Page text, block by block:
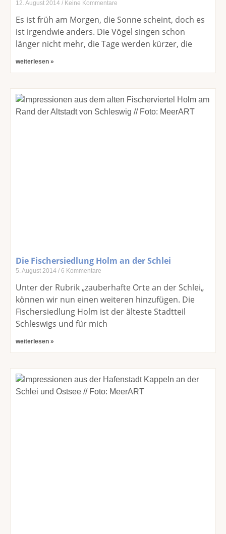
12. August 2014 Keine Kommentare
Es ist früh am Morgen, die Sonne scheint, doch es
ist irgendwie anders. Die Vögel singen schon
länger nicht mehr, die Tage werden kürzer, die
weiterlesen »
Die Fischersiedlung Holm an der Schlei
5. August 2014 6 Kommentare
Unter der Rubrik „zauberhafte Orte an der Schlei„
können wir nun einen weiteren hinzufügen. Die
Fischersiedlung Holm ist der älteste Stadtteil
Schleswigs und für mich
weiterlesen »